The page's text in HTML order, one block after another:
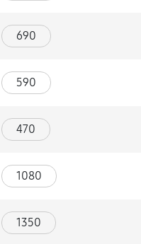
690
590
470
1080
1350